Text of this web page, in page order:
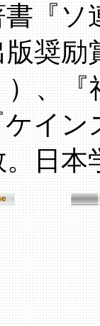
『
奨
、
イ
日本